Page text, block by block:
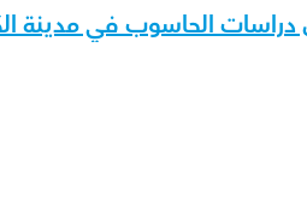
دراسات الحاسوب في مدينة